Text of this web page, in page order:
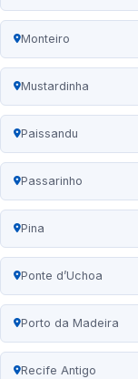
Monteiro
Mustardinha
Paissandu
Passarinho
Pina
Ponte d’Uchoa
Porto da Madeira
Recife Antigo